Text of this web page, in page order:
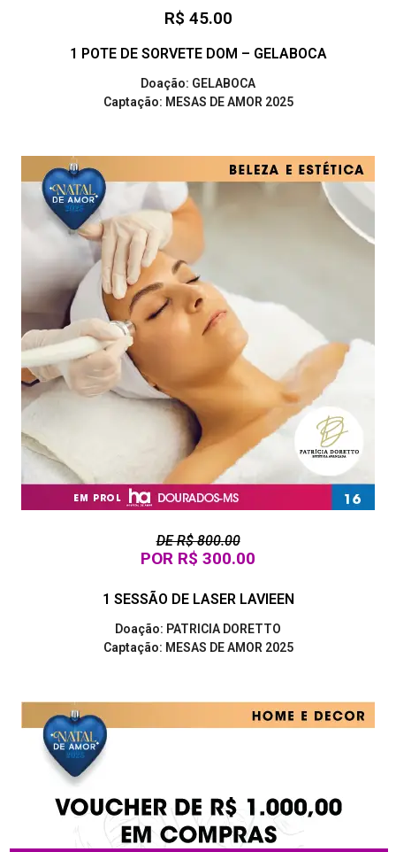
R$ 45.00
1 POTE DE SORVETE DOM – GELABOCA
Doação: GELABOCA
Captação: MESAS DE AMOR 2025
DE R$ 800.00
POR R$ 300.00
1 SESSÃO DE LASER LAVIEEN
Doação: PATRICIA DORETTO
Captação: MESAS DE AMOR 2025